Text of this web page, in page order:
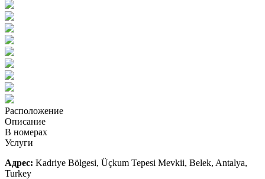
Расположение
Описание
В номерах
Услуги
Адрес: Kadriye Bölgesi, Üçkum Tepesi Mevkii, Belek, Antalya,
Turkey